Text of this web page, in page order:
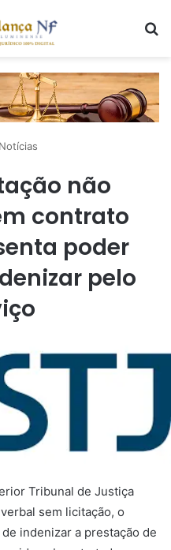
Notícias
não
contrato
poder
pelo
Tribunal de Justiça
sem licitação, o
indenizar a prestação de